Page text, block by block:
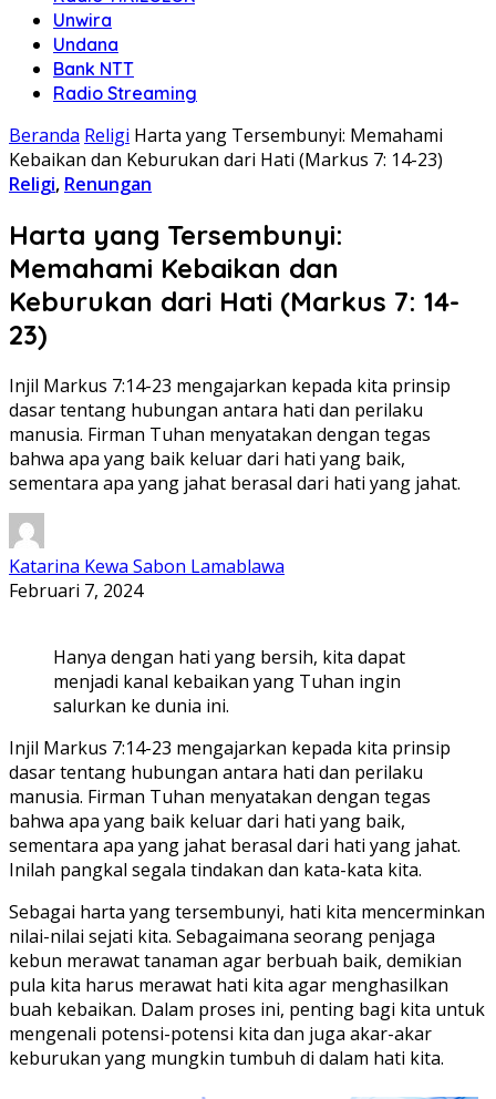
Unwira
Undana
Bank NTT
Radio Streaming
Beranda Religi Harta yang Tersembunyi: Memahami
Kebaikan dan Keburukan dari Hati (Markus 7: 14-23)
Religi, Renungan
Harta yang Tersembunyi:
Memahami Kebaikan dan
Keburukan dari Hati (Markus 7: 14-
23)
Injil Markus 7:14-23 mengajarkan kepada kita prinsip
dasar tentang hubungan antara hati dan perilaku
manusia. Firman Tuhan menyatakan dengan tegas
bahwa apa yang baik keluar dari hati yang baik,
sementara apa yang jahat berasal dari hati yang jahat.
Katarina Kewa Sabon Lamablawa
Februari 7, 2024
Hanya dengan hati yang bersih, kita dapat
menjadi kanal kebaikan yang Tuhan ingin
salurkan ke dunia ini.
Injil Markus 7:14-23 mengajarkan kepada kita prinsip
dasar tentang hubungan antara hati dan perilaku
manusia. Firman Tuhan menyatakan dengan tegas
bahwa apa yang baik keluar dari hati yang baik,
sementara apa yang jahat berasal dari hati yang jahat.
Inilah pangkal segala tindakan dan kata-kata kita.
Sebagai harta yang tersembunyi, hati kita mencerminkan
nilai-nilai sejati kita. Sebagaimana seorang penjaga
kebun merawat tanaman agar berbuah baik, demikian
pula kita harus merawat hati kita agar menghasilkan
buah kebaikan. Dalam proses ini, penting bagi kita untuk
mengenali potensi-potensi kita dan juga akar-akar
keburukan yang mungkin tumbuh di dalam hati kita.